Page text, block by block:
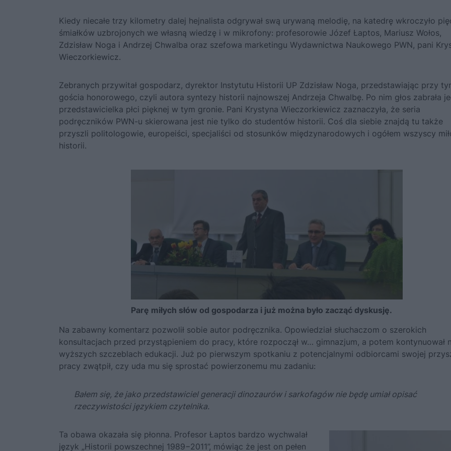
Kiedy niecałe trzy kilometry dalej hejnalista odgrywał swą urywaną melodię, na katedrę wkroczyło
śmiałków uzbrojonych we własną wiedzę i w mikrofony: profesorowie Józef Łaptos, Mariusz Wołos,
Zdzisław Noga i Andrzej Chwalba oraz szefowa marketingu Wydawnictwa Naukowego PWN, pani
Wieczorkiewicz.
Zebranych przywitał gospodarz, dyrektor Instytutu Historii UP Zdzisław Noga, przedstawiając przy
gościa honorowego, czyli autora syntezy historii najnowszej Andrzeja Chwalbę. Po nim głos zabrała
przedstawicielka płci pięknej w tym gronie. Pani Krystyna Wieczorkiewicz zaznaczyła, że seria
podręczników PWN-u skierowana jest nie tylko do studentów historii. Coś dla siebie znajdą tu także
przyszli politologowie, europeiści, specjaliści od stosunków międzynarodowych i ogółem wszyscy
historii.
Parę miłych słów od gospodarza i już można było zacząć dyskusję.
Na zabawny komentarz pozwolił sobie autor podręcznika. Opowiedział słuchaczom o szerokich
konsultacjach przed przystąpieniem do pracy, które rozpoczął w… gimnazjum, a potem kontynuował
wyższych szczeblach edukacji. Już po pierwszym spotkaniu z potencjalnymi odbiorcami swojej
pracy zwątpił, czy uda mu się sprostać powierzonemu mu zadaniu:
Bałem się, że jako przedstawiciel generacji dinozaurów i sarkofagów nie będę umiał opisać
rzeczywistości językiem czytelnika.
Ta obawa okazała się płonna. Profesor Łaptos bardzo wychwalał
język „Historii powszechnej 1989−2011”, mówiąc że jest on pełen